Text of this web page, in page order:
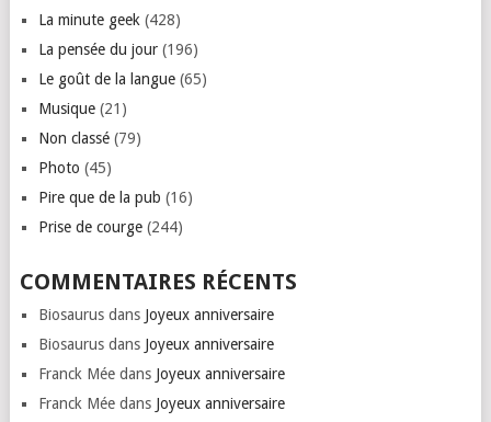
La minute geek (428)
La pensée du jour(196)
Le goût de la langue(65)
Musique(21)
Non classé(79)
Photo (45)
Pire que de la pub (16)
Prise de courge(244)
COMMENTAIRES RÉCENTS
Biosaurusdans Joyeux anniversaire
Biosaurusdans Joyeux anniversaire
Franck Méedans Joyeux anniversaire
Franck Méedans Joyeux anniversaire